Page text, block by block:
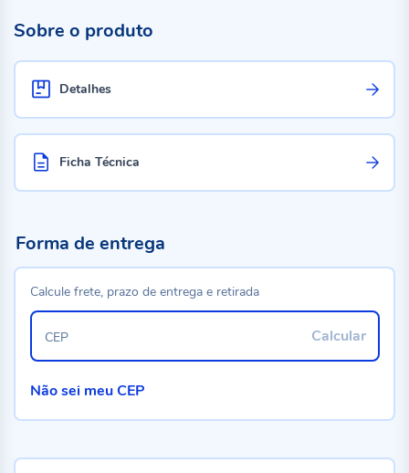
Sobre o produto
Detalhes
Ficha Técnica
Forma de entrega
Calcule frete, prazo de entrega e retirada
Calcular
CEP
Não sei meu CEP